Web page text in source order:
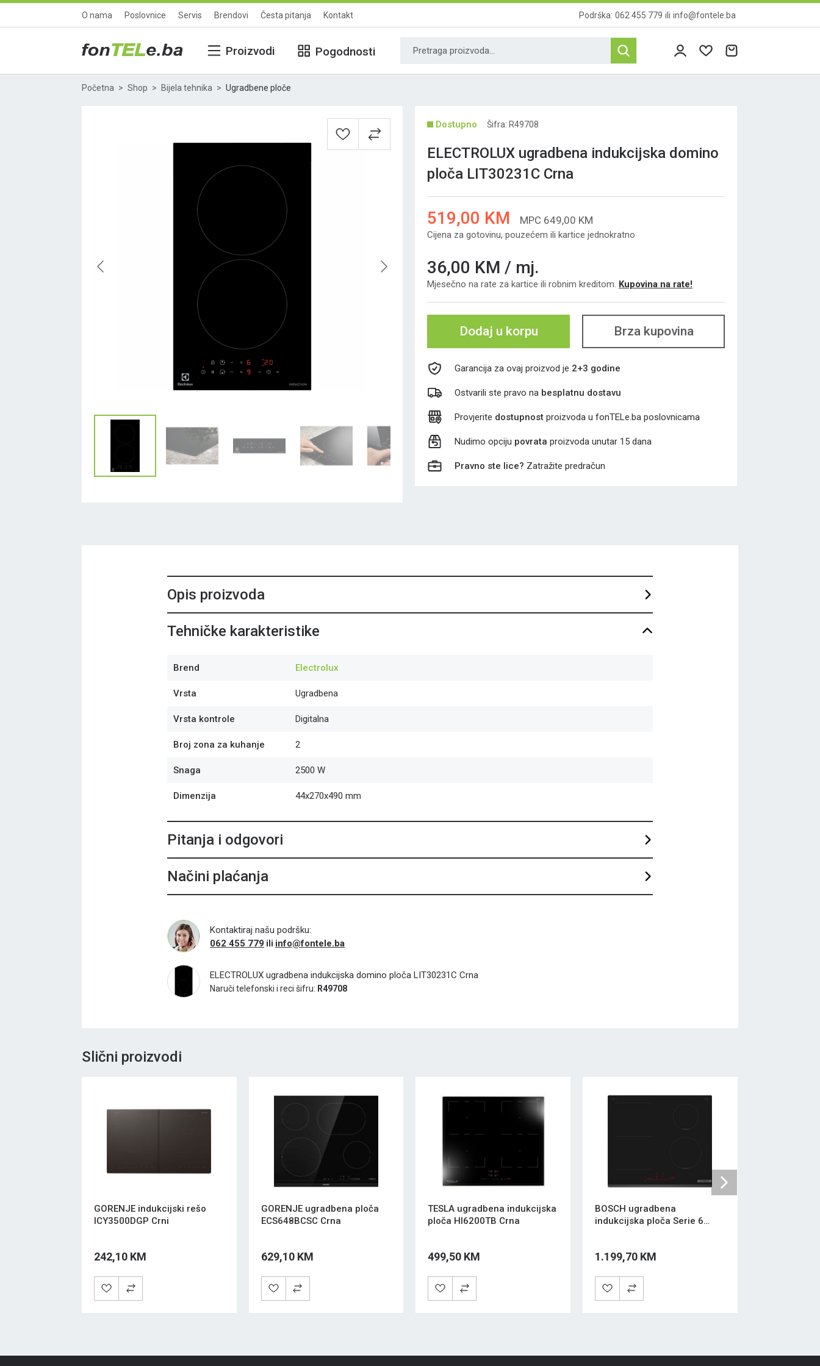
O nama Poslovnice Servis Brendovi Česta pitanja Kontakt Podrška: 062 455 779 ili info@fontele.ba
Proizvodi Pogodnosti
Početna Shop Bijela tehnika Ugradbene ploče
Šifra: R49708
ELECTROLUX ugradbena indukcijska domino
ploča LIT30231C Crna
519,00 KM MPC 649,00 KM
Cijena za gotovinu, pouzećem ili kartice jednokratno
36,00 KM / mj.
Mjesečno na rate za kartice ili robnim kreditom. Kupovina na rate!
Dodaj u korpu Brza kupovina
Garancija za ovaj proizvod je 2+3 godine
Ostvarili ste pravo na besplatnu dostavu
Provjerite dostupnostproizvoda u fonTELe.ba poslovnicama
Nudimo opciju povrata proizvoda unutar 15 dana
Pravno ste lice? Zatražite predračun
Opis proizvoda
Tehničke karakteristike
Brend Electrolux
Vrsta Ugradbena
Vrsta kontrole Digitalna
Broj zona za kuhanje 2
Snaga 2500 W
Dimenzija 44x270x490 mm
Pitanja i odgovori
Načini plaćanja
Kontaktiraj našu podršku:
062 455 779 ili info@fontele.ba
ELECTROLUX ugradbena indukcijska domino ploča LIT30231C Crna
Naruči telefonski i reci šifru: R49708
Slični proizvodi
GORENJE indukcijski rešo
ICY3500DGP Crni
242,10 KM
GORENJE ugradbena ploča
ECS648BCSC Crna
629,10 KM
TESLA ugradbena indukcijska
ploča HI6200TB Crna
499,50 KM
BOSCH ugradbena
indukcijska ploča Serie 6
1.199,70 KM
Next